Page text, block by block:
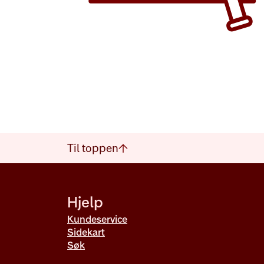
Til toppen
Hjelp
Kundeservice
Sidekart
Søk